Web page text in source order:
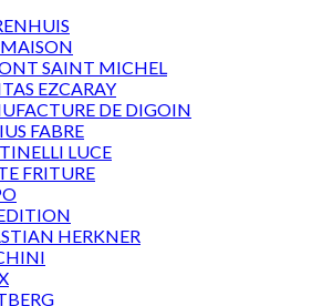
SAINT MICHEL
EZCARAY
DE DIGOIN
FABRE
LUCE
FRITURE
HERKNER